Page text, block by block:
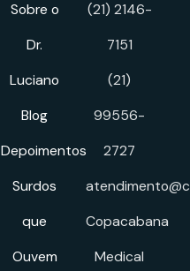
Sobre o
Dr.
Luciano
Blog
Depoimentos
Surdos
que
Ouvem
(21) 2146-
7151
(21)
99556-
2727
Copacabana
Medical